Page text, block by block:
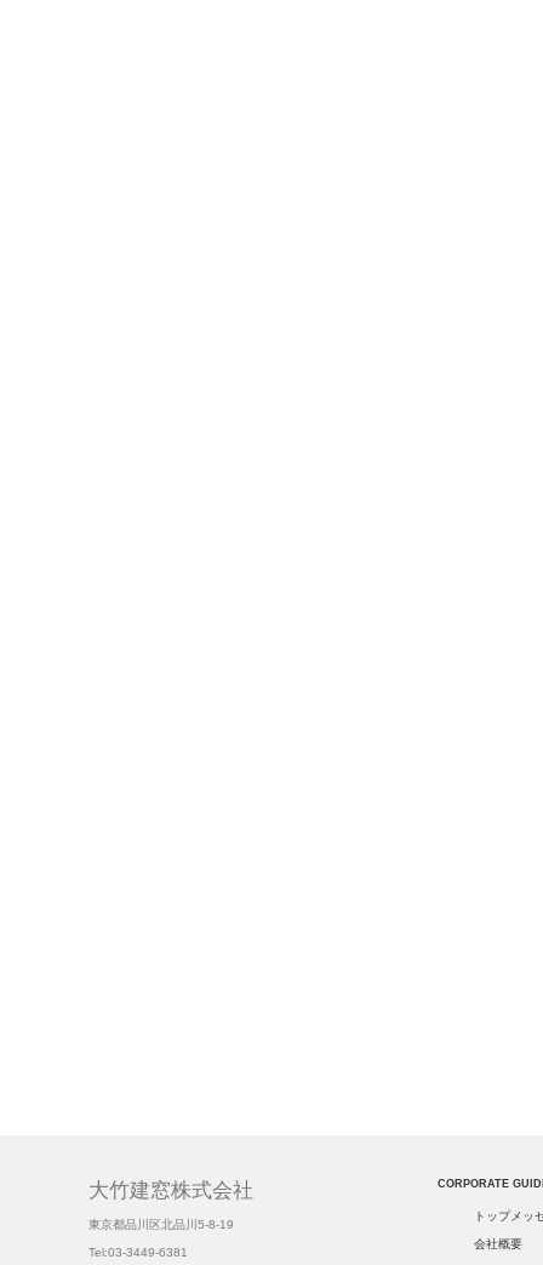
大竹建窓株式会社
東京都品川区北品川5-8-19
Tel:03-3449-6381
CORPORATE
トップメッ
会社概要